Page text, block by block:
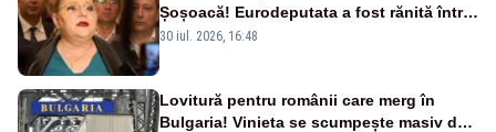
Șoșoacă! Eurodeputata a fost rănită într-
un accident rutier
30 iul. 2026, 16:48
Lovitură pentru românii care merg în
Bulgaria! Vinieta se scumpește masiv de